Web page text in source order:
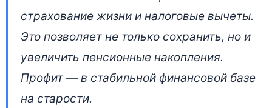
23 июня 2026 • 👁 7 473 прочтений
страхование жизни и налоговые вычеты.
Это позволяет не только сохранить, но и
увеличить пенсионные накопления.
Профит — в стабильной финансовой базе
на старости.